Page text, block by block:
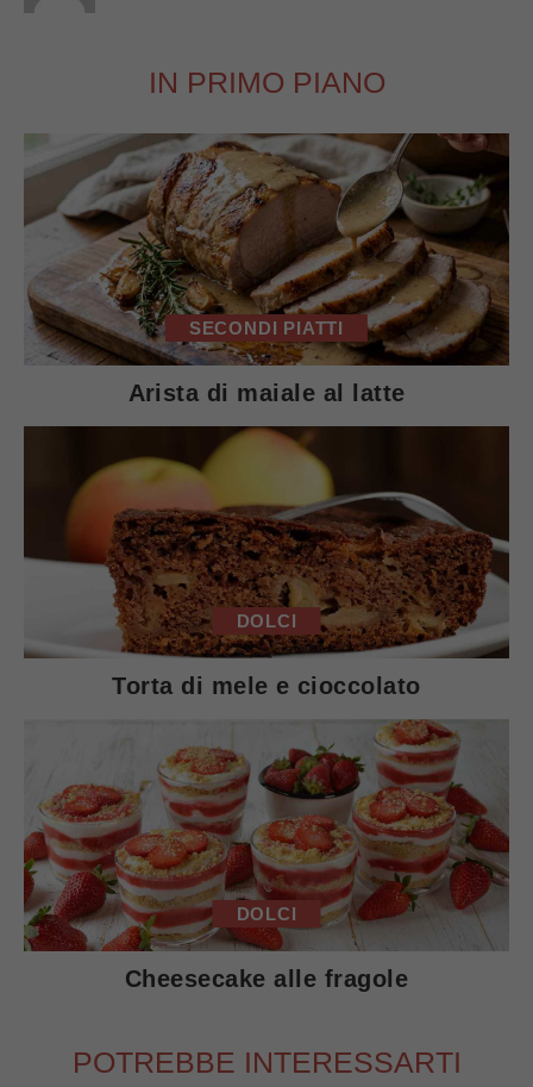
IN PRIMO PIANO
SECONDI PIATTI
Arista di maiale al latte
DOLCI
Torta di mele e cioccolato
DOLCI
Cheesecake alle fragole
POTREBBE INTERESSARTI